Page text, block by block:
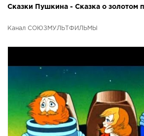
Сказки Пушкина - Сказка о золотом
Канал СОЮЗМУЛЬТФИЛЬМЫ